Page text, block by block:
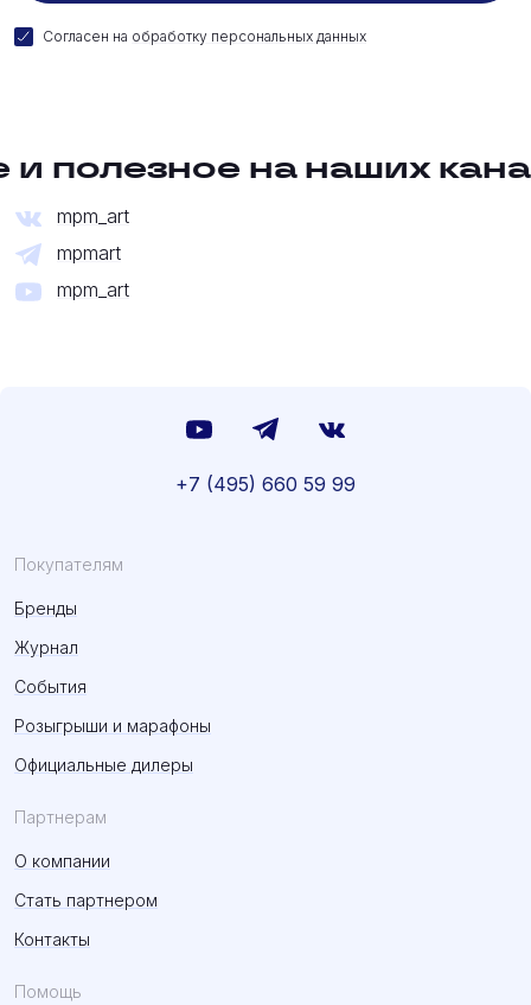
Согласен на обработку персональных данных
полезное на наших
mpm_art
mpmart
mpm_art
Покупателям
Бренды
Журнал
События
Розыгрыши и марафоны
Официальные дилеры
Партнерам
О компании
Стать партнером
Контакты
Помощь
+7 (495) 660 59 99